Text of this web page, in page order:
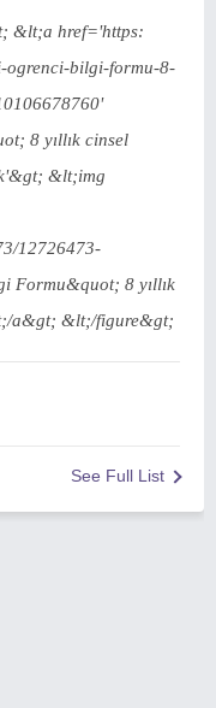
&lt;a href='https:
ogrenci-bilgi-formu-8-
8 yıllık cinsel
&lt;img
12726473-
Formu&quot; 8 yıllık
a&gt; &lt;/figure&gt;
See Full List